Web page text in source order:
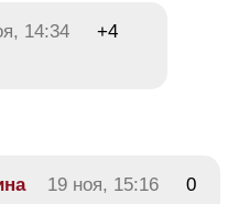
14:34
+4
19 ноя, 15:16 0